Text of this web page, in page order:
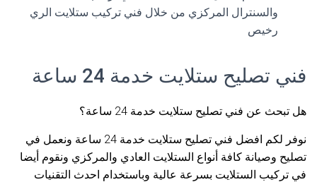
والسنترال المركزي من خلال فني تركيب ستلايت الري
رخيص
فني تصليح ستلايت خدمة 24 ساعة
هل تبحث عن فني تصليح ستلايت خدمة 24 ساعة؟
نوفر لكم افضل فني تصليح ستلايت خدمة 24 ساعة ونعمل في
تصليح وصيانة كافة أنواع الستلايت العادي والمركزي ونقوم أيضا
في تركيب الستلايت بسرعة عالية وباستخدام احدث التقنيات